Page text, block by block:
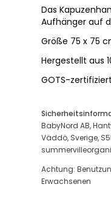
Das
Aufhänger auf
Größe 75 x 75
Hergestellt aus
GOTS-
BabyNord AB,
Väddö, Sverige,
Achtung:
Erwachsenen